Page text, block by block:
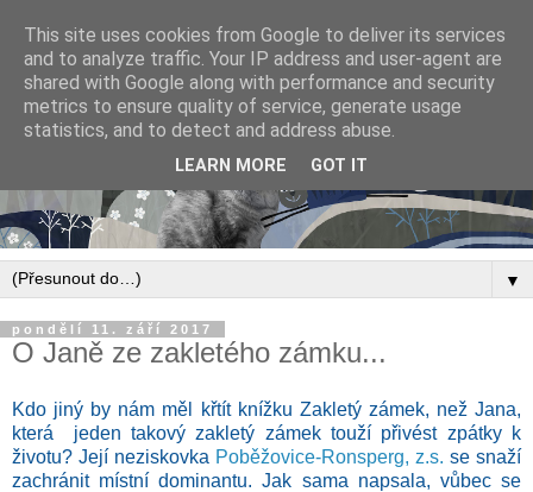
▼
pondělí 11. září 2017
O Janě ze zakletého zámku...
Kdo jiný by nám měl křtít knížku Zakletý zámek, než Jana,
která jeden takový zakletý zámek touží přivést zpátky k
životu? Její neziskovka Poběžovice-Ronsperg, z.s. se snaží
zachránit místní dominantu. Jak sama napsala, vůbec se
This site uses cookies from Google to deliver its services
and to analyze traffic. Your IP address and user-agent are
shared with Google along with performance and security
metrics to ensure quality of service, generate usage
statistics, and to detect and address abuse.
LEARN MORE GOT IT